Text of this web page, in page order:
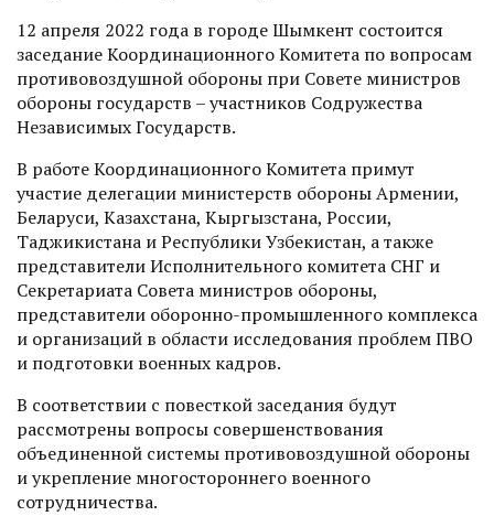
12 апреля 2022 года в городе Шымкент состоится
заседание Координационного Комитета по вопросам
противовоздушной обороны при Совете министров
обороны государств – участников Содружества
Независимых Государств.
В работе Координационного Комитета примут
участие делегации министерств обороны Армении,
Беларуси, Казахстана, Кыргызстана, России,
Таджикистана и Республики Узбекистан, а также
представители Исполнительного комитета СНГ и
Секретариата Совета министров обороны,
представители оборонно-промышленного комплекса
и организаций в области исследования проблем ПВО
и подготовки военных кадров.
В соответствии с повесткой заседания будут
рассмотрены вопросы совершенствования
объединенной системы противовоздушной обороны
и укрепление многостороннего военного
сотрудничества.